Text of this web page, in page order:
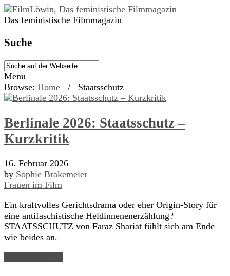
Das feministische Filmmagazin
Suche
Menu
Browse: Home / Staatsschutz
Berlinale 2026: Staatsschutz –
Kurzkritik
16. Februar 2026
by Sophie Brakemeier
Frauen im Film
Ein kraftvolles Gerichtsdrama oder eher Origin-Story für
eine antifaschistische Heldinnenenerzählung?
STAATSSCHUTZ von Faraz Shariat fühlt sich am Ende
wie beides an.